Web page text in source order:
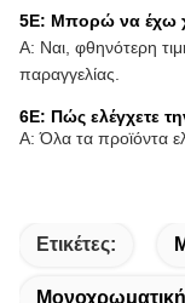
5Ε: Μπορώ να έχω
Α: Ναι, φθηνότερη
παραγγελίας.
6Ε: Πώς ελέγχετε
Α: Όλα τα προϊόντα
Ετικέτες: